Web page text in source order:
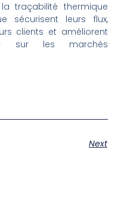
traçabilité thermique
sécurisent leurs flux,
clients et améliorent
sur les marchés
Next